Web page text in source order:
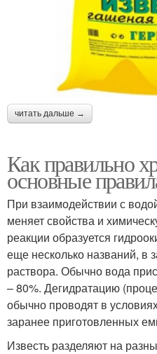
читать дальше →
Как правильно
основные
При взаимодействии с
меняет свойства и
реакции образуется
еще несколько названий, в
раствора. Обычно вода
– 80%. Дегидратацию
обычно проводят в
заранее приготовленных
Известь разделяют на